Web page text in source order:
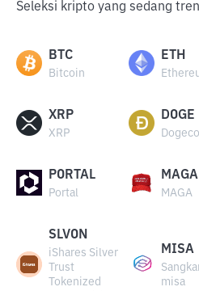
Seleksi kripto yang sedang
BTC
Bitcoin
ETH
XRP
XRP
DOGE
PORTAL
Portal
MAGA
MAGA
SLVON
iShares Silver
Trust
Tokenized
MISA
misa